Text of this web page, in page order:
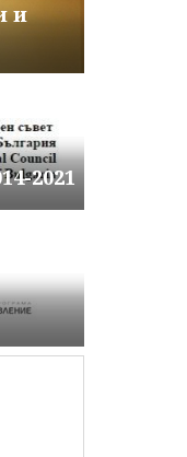
и
2021